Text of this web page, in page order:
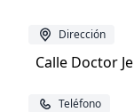
Dirección
Calle Doctor
Teléfono